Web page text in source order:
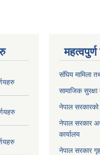
संघिय मामिला
सामाजिक
नेपाल सरकारको
नेपाल सरकार
कार्यालय
नेपाल सरकार